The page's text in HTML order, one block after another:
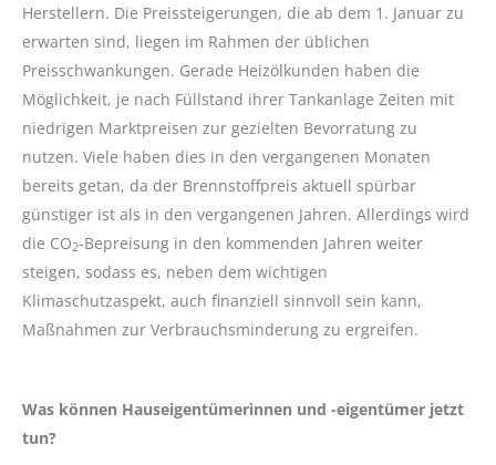
Herstellern. Die Preissteigerungen, die ab dem 1. Januar zu
erwarten sind, liegen im Rahmen der üblichen
Preisschwankungen. Gerade Heizölkunden haben die
Möglichkeit, je nach Füllstand ihrer Tankanlage Zeiten mit
niedrigen Marktpreisen zur gezielten Bevorratung zu
nutzen. Viele haben dies in den vergangenen Monaten
bereits getan, da der Brennstoffpreis aktuell spürbar
günstiger ist als in den vergangenen Jahren. Allerdings wird
die CO2-Bepreisung in den kommenden Jahren weiter
steigen, sodass es, neben dem wichtigen
Klimaschutzaspekt, auch finanziell sinnvoll sein kann,
Maßnahmen zur Verbrauchsminderung zu ergreifen.
Was können Hauseigentümerinnen und -eigentümer jetzt
tun?